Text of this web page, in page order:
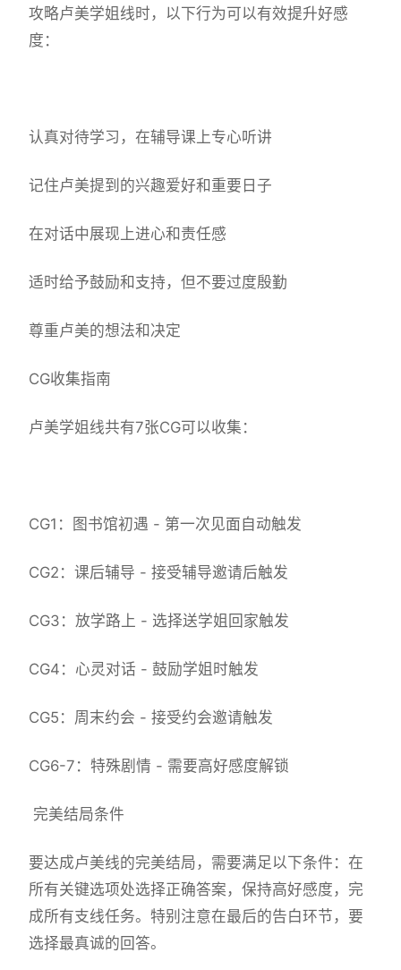
攻略卢美学姐线时，以下行为可以有效提升好感
度：
认真对待学习，在辅导课上专心听讲
记住卢美提到的兴趣爱好和重要日子
在对话中展现上进心和责任感
适时给予鼓励和支持，但不要过度殷勤
尊重卢美的想法和决定
CG收集指南
卢美学姐线共有7张CG可以收集：
CG1：图书馆初遇 - 第一次见面自动触发
CG2：课后辅导 - 接受辅导邀请后触发
CG3：放学路上 - 选择送学姐回家触发
CG4：心灵对话 - 鼓励学姐时触发
CG5：周末约会 - 接受约会邀请触发
CG6-7：特殊剧情 - 需要高好感度解锁
完美结局条件
要达成卢美线的完美结局，需要满足以下条件：在
所有关键选项处选择正确答案，保持高好感度，完
成所有支线任务。特别注意在最后的告白环节，要
选择最真诚的回答。